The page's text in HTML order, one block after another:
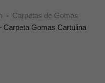
Carpetas de Gomas
Carpeta Gomas Cartulina